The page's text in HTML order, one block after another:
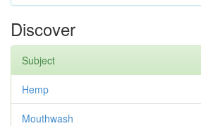
Discover
Subject
Hemp
Mouthwash